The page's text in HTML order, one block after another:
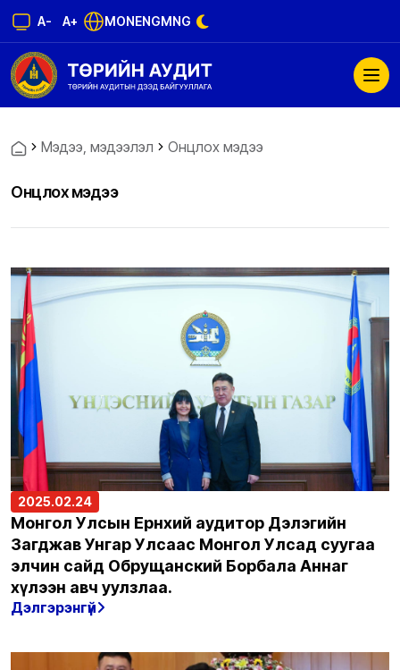
A- A+ MONENGMNG
Мэдээ, мэдээлэл Онцлох мэдээ
Онцлох мэдээ
2025.02.24
Монгол Улсын Ерөнхий аудитор Дэлэгийн
Загджав Унгар Улсаас Монгол Улсад суугаа
элчин сайд Обрущанский Борбала Аннаг
хүлээн авч уулзлаа.
Дэлгэрэнгүй